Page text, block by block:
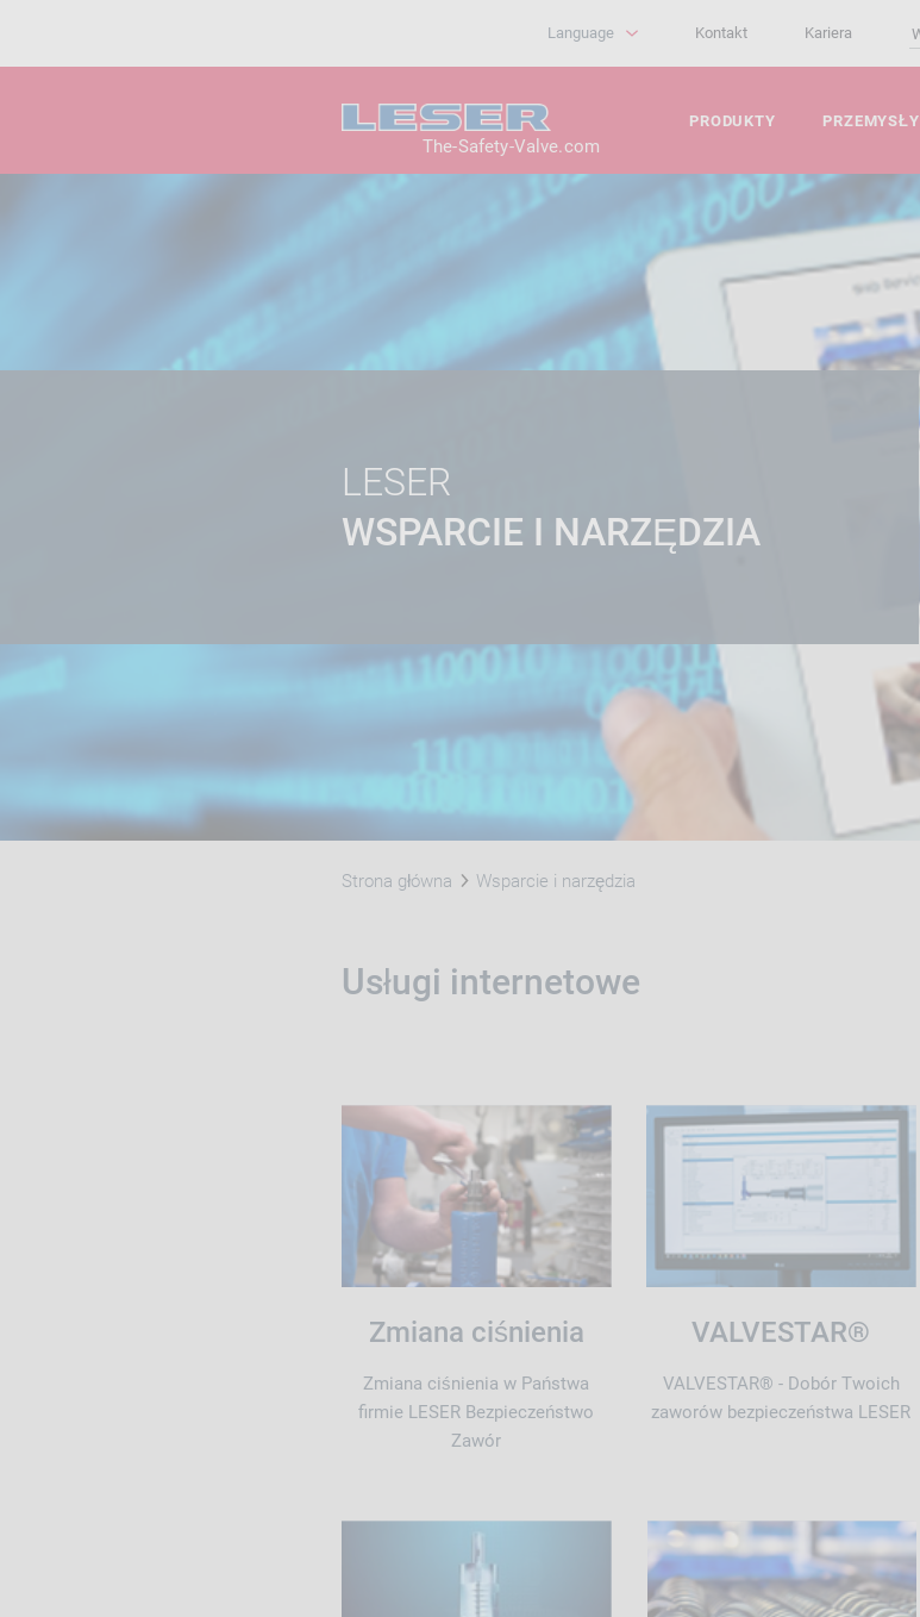
Kontakt Kariera
Language
The-Safety-Valve.com
PRODUKTY PRZEMYSŁY
LESER
WSPARCIE I NARZĘDZIA
Strona główna Wsparcie i narzędzia
Usługi internetowe
Zmiana ciśnienia
Zmiana ciśnienia w Państwa
firmie LESER Bezpieczeństwo
Zawór
VALVESTAR®
VALVESTAR® - Dobór Twoich
zaworów bezpieczeństwa LESER